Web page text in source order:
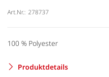
Art.Nr.: 278737
100 % Polyester
Produktdetails